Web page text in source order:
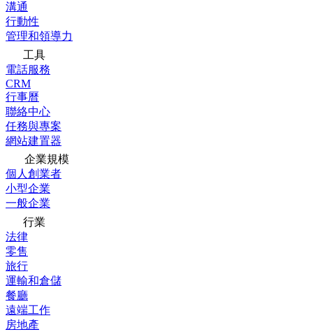
溝通
行動性
管理和領導力
工具
電話服務
CRM
行事曆
聯絡中心
任務與專案
網站建置器
企業規模
個人創業者
小型企業
一般企業
行業
法律
零售
旅行
運輸和倉儲
餐廳
遠端工作
房地產